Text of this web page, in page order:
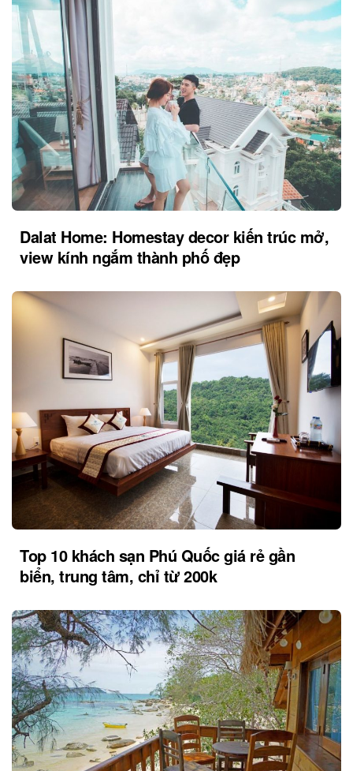
Dalat Home: Homestay decor kiến trúc mở,
view kính ngắm thành phố đẹp
Top 10 khách sạn Phú Quốc giá rẻ gần
biển, trung tâm, chỉ từ 200k